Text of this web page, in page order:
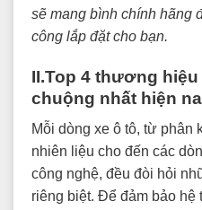
sẽ mang bình chính hãng
công lắp đặt cho bạn.
II.Top 4 thương
chuộng nhất hiện
Mỗi dòng xe ô tô, từ phân
nhiên liệu cho đến các
công nghệ, đều đòi hỏi
riêng biệt. Để đảm bảo hệ